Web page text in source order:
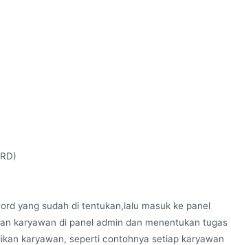
yang sudah di tentukan,lalu masuk ke panel
karyawan di panel admin dan menentukan tugas
karyawan, seperti contohnya setiap karyawan